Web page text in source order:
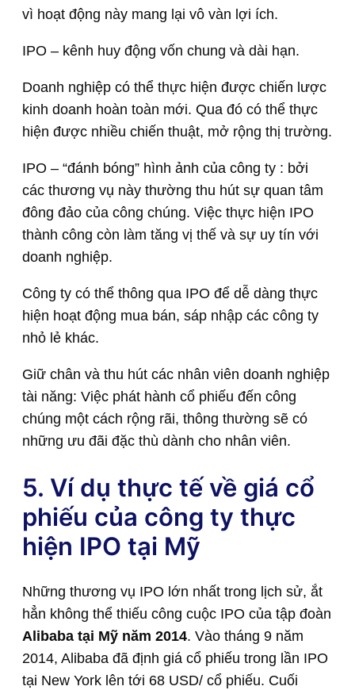
vì hoạt động này mang lại vô vàn lợi ích.
IPO – kênh huy động vốn chung và dài hạn.
Doanh nghiệp có thể thực hiện được chiến lược
kinh doanh hoàn toàn mới. Qua đó có thể thực
hiện được nhiều chiến thuật, mở rộng thị trường.
IPO – “đánh bóng” hình ảnh của công ty : bởi
các thương vụ này thường thu hút sự quan tâm
đông đảo của công chúng. Việc thực hiện IPO
thành công còn làm tăng vị thế và sự uy tín với
doanh nghiệp.
Công ty có thể thông qua IPO để dễ dàng thực
hiện hoạt động mua bán, sáp nhập các công ty
nhỏ lẻ khác.
Giữ chân và thu hút các nhân viên doanh nghiệp
tài năng: Việc phát hành cổ phiếu đến công
chúng một cách rộng rãi, thông thường sẽ có
những ưu đãi đặc thù dành cho nhân viên.
5. Ví dụ thực tế về giá cổ
phiếu của công ty thực
hiện IPO tại Mỹ
Những thương vụ IPO lớn nhất trong lịch sử, ắt
hẳn không thể thiếu công cuộc IPO của tập đoàn
Alibaba tại Mỹ năm 2014. Vào tháng 9 năm
2014, Alibaba đã định giá cổ phiếu trong lần IPO
tại New York lên tới 68 USD/ cổ phiếu. Cuối